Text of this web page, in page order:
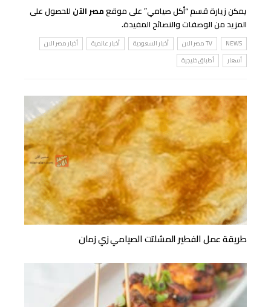
يمكن زيارة قسم “أكل صيامي” على موقعمصر الآن للحصول على
المزيد من الوصفات والنصائح المفيدة.
NEWS TV مصر الان أخبار السعودية أخبار عالمية
أخبار مصر الان
أسعار
أطباق خليجية
طريقة عمل الفطير المشلتت الصيامي زي زمان